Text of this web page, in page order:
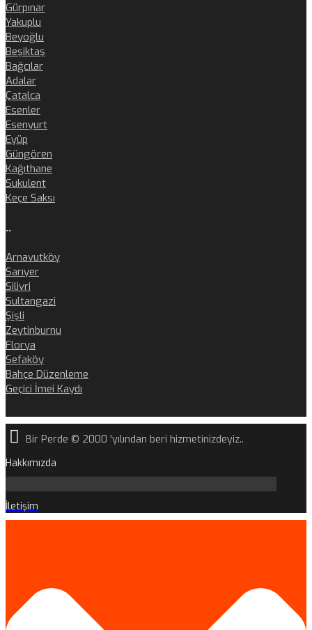
Gürpınar
Yakuplu
Beyoğlu
Beşiktaş
Bağcılar
Adalar
Çatalca
Esenler
Esenyurt
Eyüp
Güngören
Kağıthane
Sukulent
Keçe Saksı
..
Arnavutköy
Sarıyer
Silivri
Sultangazi
Şişli
Zeytinburnu
Florya
Sefaköy
Bahçe Düzenleme
Geçici İmei Kaydı
Bir Perde © 2000 'yılından beri hizmetinizdeyiz..
Hakkımızda
İletişim